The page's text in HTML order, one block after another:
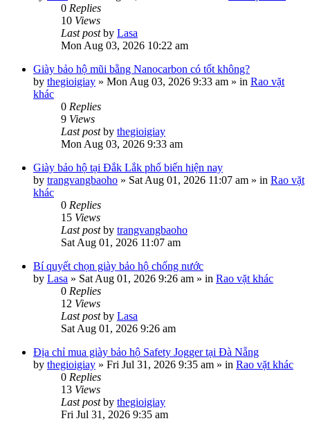
0 Replies
10 Views
Last postby Lasa
Mon Aug 03, 2026 10:22 am
Giày bảo hộ mũi bằng Nanocarbon có tốt không?
by thegioigiay » Mon Aug 03, 2026 9:33 am » in Rao vặt
khác
0 Replies
9 Views
Last postby thegioigiay
Mon Aug 03, 2026 9:33 am
Giày bảo hộ tại Đắk Lắk phổ biến hiện nay
by trangvangbaoho » Sat Aug 01, 2026 11:07 am » in Rao vặt
khác
0 Replies
15 Views
Last postby trangvangbaoho
Sat Aug 01, 2026 11:07 am
Bí quyết chọn giày bảo hộ chống nước
by Lasa » Sat Aug 01, 2026 9:26 am » in Rao vặt khác
0 Replies
12 Views
Last postby Lasa
Sat Aug 01, 2026 9:26 am
Địa chỉ mua giày bảo hộ Safety Jogger tại Đà Nẵng
by thegioigiay » Fri Jul 31, 2026 9:35 am » in Rao vặt khác
0 Replies
13 Views
Last postby thegioigiay
Fri Jul 31, 2026 9:35 am